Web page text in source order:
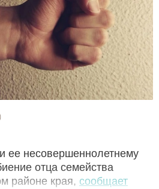
ее несовершеннолетнему
отца семейства
районе края, сообщает